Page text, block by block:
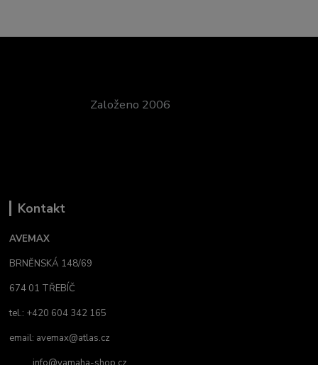
Založeno 2006
Kontakt
AVEMAX
BRNĚNSKÁ 148/69
674 01 TŘEBÍČ
tel.: +420 604 342 165
email: avemax@atlas.cz